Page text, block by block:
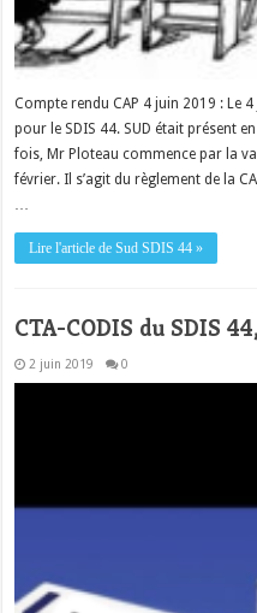
Compte rendu CAP 4 juin 2019 : Le
pour le SDIS 44. SUD était présent
fois, Mr Ploteau commence par la
février. Il s’agit du règlement de la
Lire l'article de Sud SDIS 44 »
CTA-CODIS du SDIS
2 juin 2019 0